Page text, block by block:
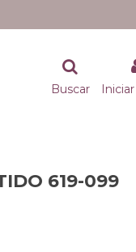
Buscar
619-099